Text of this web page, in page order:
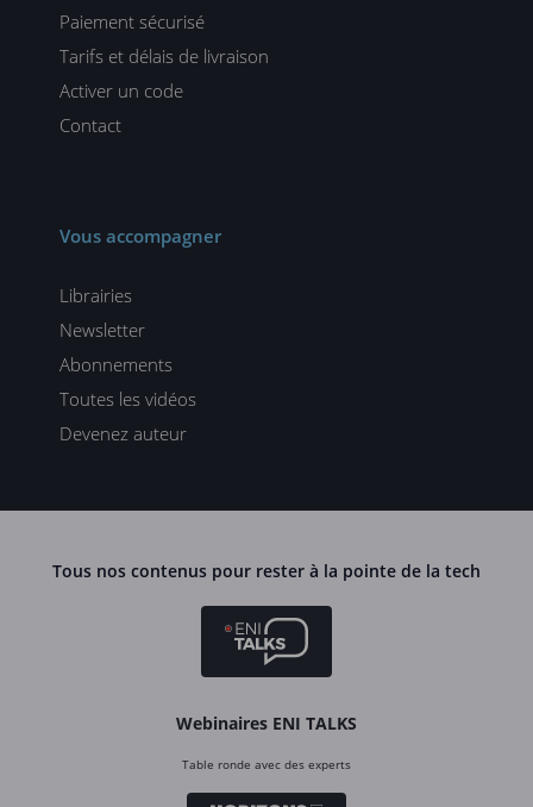
Paiement sécurisé
Tarifs et délais de livraison
Activer un code
Contact
Vous accompagner
Librairies
Newsletter
Abonnements
Toutes les vidéos
Devenez auteur
Tous nos contenus pour rester à la pointe de la tech
Webinaires ENI TALKS
Table ronde avec des experts